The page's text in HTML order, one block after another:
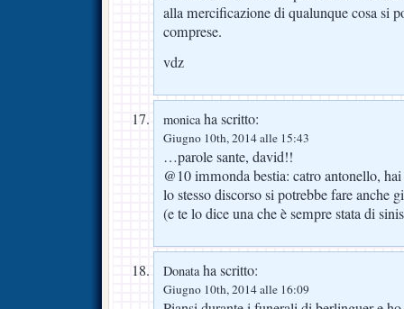
alla mercificazione di qualunque cosa si
comprese.
vdz
monicaha scritto:
Giugno 10th, 2014 alle 15:43
…parole sante, david!!
@10 immonda bestia: catro antonello,
lo stesso discorso si potrebbe fare anche
(e te lo dice una che è sempre stata di
Donataha scritto:
Giugno 10th, 2014 alle 16:09